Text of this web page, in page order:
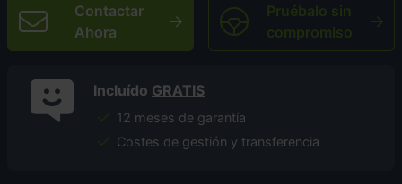
Contactar
Ahora
Pruébalo sin
compromiso
Incluído GRATIS
12 meses de garantía
Costes de gestión y transferencia